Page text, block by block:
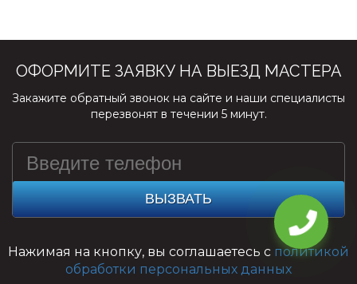
ОФОРМИТЕ ЗАЯВКУ НА ВЫЕЗД МАСТЕРА
Закажите обратный звонок на сайте и наши специалисты
перезвонят в течении 5 минут.
ВЫЗВАТЬ
Нажимая на кнопку, вы соглашаетесь с политикой
обработки персональных данных